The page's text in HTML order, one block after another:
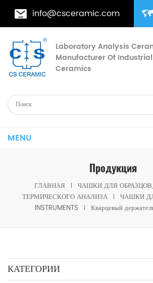
info@csceramic.com
Laboratory Analysis
Manufacturer Of
Ceramics
MENU
Продукция
ГЛАВНАЯ
ЧАШКИ ДЛЯ
ТЕРМИЧЕСКОГО АНАЛИЗА
ЧАШКИ
INSTRUMENTS
КАТЕГОРИИ